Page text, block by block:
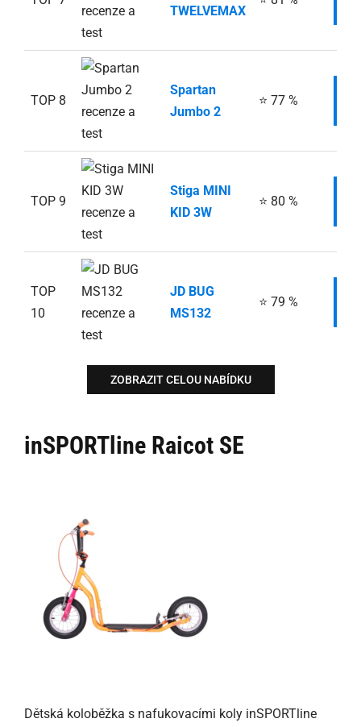
TWELVEMAX
TOP 8
Spartan
Jumbo 2
⭐ 77 %
TOP 9
Stiga MINI
KID 3W
⭐ 80 %
TOP
10
JD BUG
MS132
⭐ 79 %
ZOBRAZIT CELOU NABÍDKU
inSPORTline Raicot SE
Dětská koloběžka s nafukovacími koly inSPORTline